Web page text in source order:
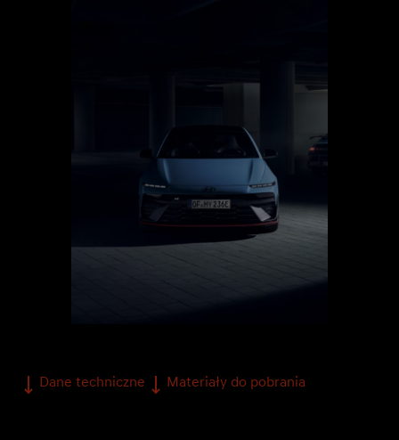
Dane techniczne Materiały do pobrania